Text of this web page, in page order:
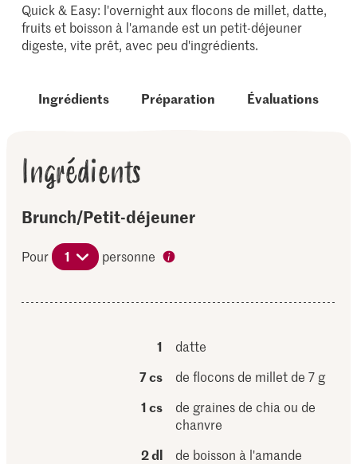
Quick & Easy: l'overnight aux flocons de millet, datte,
fruits et boisson à l'amande est un petit-déjeuner
digeste, vite prêt, avec peu d'ingrédients.
Ingrédients Préparation Évaluations
Ingrédients
Brunch/Petit-déjeuner
Pour 1 personne
1
datte
7 cs
de flocons de millet de 7 g
1 cs
de graines de chia ou de
chanvre
2 dl
de boisson à l'amande